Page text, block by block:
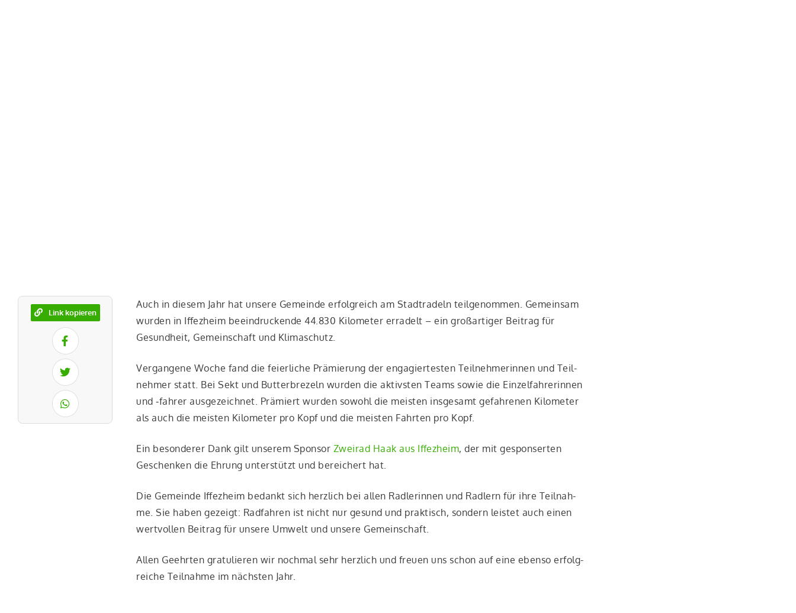
Link kopieren
Auch in die­sem Jahr hat unse­re Gemein­de erfolg­reich am Stadt­ra­deln teil­ge­nom­men. Gemein­sam
wur­den in Iffez­heim beein­dru­cken­de 44.830 Kilo­me­ter erra­delt – ein groß­ar­ti­ger Bei­trag für
Gesund­heit, Gemein­schaft und Klimaschutz.
Ver­gan­ge­ne Woche fand die fei­er­li­che Prä­mie­rung der enga­gier­tes­ten Teil­neh­me­rin­nen und Teil­
neh­mer statt. Bei Sekt und But­ter­bre­zeln wur­den die aktivs­ten Teams sowie die Ein­zel­fah­re­rin­nen
und ‑fah­rer aus­ge­zeich­net. Prä­miert wur­den sowohl die meis­ten ins­ge­samt gefah­re­nen Kilo­me­ter
als auch die meis­ten Kilo­me­ter pro Kopf und die meis­ten Fahr­ten pro Kopf.
Ein beson­de­rer Dank gilt unse­rem Spon­sor Zwei­rad Haak aus Iffez­heim, der mit gespon­ser­ten
Geschen­ken die Ehrung unter­stützt und berei­chert hat.
Die Gemein­de Iffez­heim bedankt sich herz­lich bei allen Rad­le­rin­nen und Rad­lern für ihre Teil­nah­
me. Sie haben gezeigt: Rad­fah­ren ist nicht nur gesund und prak­tisch, son­dern leis­tet auch einen
wert­vol­len Bei­trag für unse­re Umwelt und unse­re Gemeinschaft.
Allen Geehr­ten gra­tu­lie­ren wir noch­mal sehr herz­lich und freu­en uns schon auf eine eben­so erfolg­
rei­che Teil­nah­me im nächs­ten Jahr.